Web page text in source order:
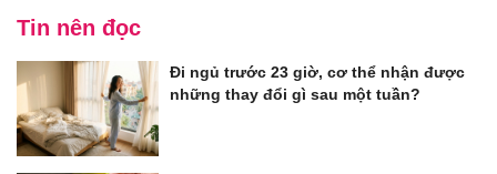
Tin nên đọc
Đi ngủ trước 23 giờ, cơ thể nhận được
những thay đổi gì sau một tuần?